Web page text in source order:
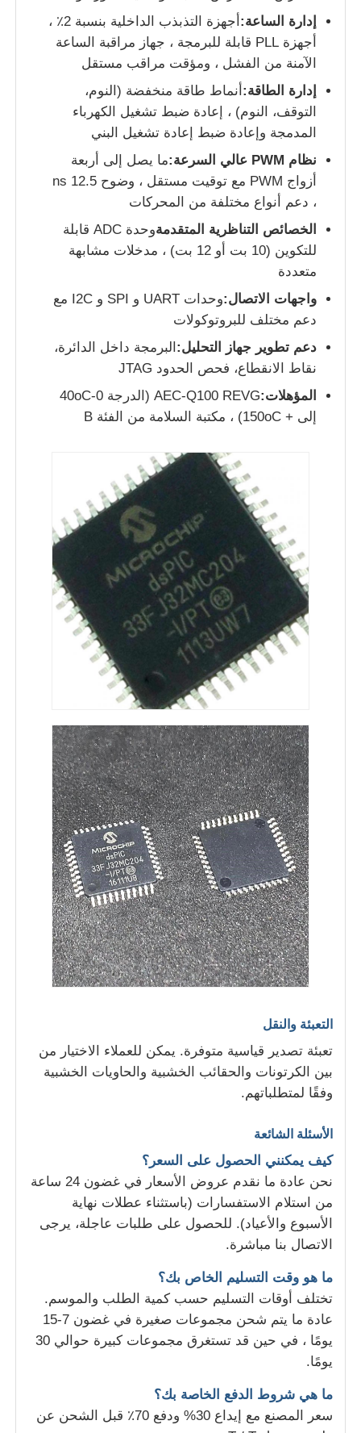
رقاقة eeprom
شريحة SRAM
ولا فلاش
ذاكرة القراءة فقط القابلة للمسح والبرمجة (EPROM) IC
IC UART
إدارة التحكم في الطاقة
وحدة ترددات الراديو
وحدة الطاقة
ترحيل الحالة الصلبة
هوائي اتصالات
موصل
شريحة إدارة الطاقة
إدارة الساعة:
أجهزة التذبذب الداخلية بنسبة 2٪ ،
أجهزة PLL قابلة للبرمجة ، جهاز مراقبة الساعة
الآمنة من الفشل ، ومؤقت مراقب مستقل
إدارة الطاقة: أنماط طاقة منخفضة (النوم،
التوقف، النوم) ، إعادة ضبط تشغيل الكهرباء
المدمجة وإعادة ضبط إعادة تشغيل البني
نظام PWM عالي السرعة:
ما يصل إلى أربعة
أزواج PWM مع توقيت مستقل ، وضوح 12.5 ns
، دعم أنواع مختلفة من المحركات
الخصائص التناظرية المتقدمة
وحدة ADC قابلة
للتكوين (10 بت أو 12 بت) ، مدخلات مشابهة
متعددة
واجهات الاتصال:
وحدات UART و SPI و I2C مع
دعم مختلف للبروتوكولات
دعم تطوير جهاز التحليل: البرمجة داخل الدائرة،
نقاط الانقطاع، فحص الحدود JTAG
المؤهلات:
AEC-Q100 REVG (الدرجة 0-40oC
إلى + 150oC) ، مكتبة السلامة من الفئة B
التعبئة والنقل
تعبئة تصدير قياسية متوفرة. يمكن للعملاء الاختيار من
بين الكرتونات والحقائب الخشبية والحاويات الخشبية
وفقًا لمتطلباتهم.
الأسئلة الشائعة
كيف يمكنني الحصول على السعر؟
نحن عادة ما نقدم عروض الأسعار في غضون 24 ساعة
من استلام الاستفسارات (باستثناء عطلات نهاية
الأسبوع والأعياد). للحصول على طلبات عاجلة، يرجى
الاتصال بنا مباشرة.
ما هو وقت التسليم الخاص بك؟
تختلف أوقات التسليم حسب كمية الطلب والموسم.
عادة ما يتم شحن مجموعات صغيرة في غضون 7-15
يومًا ، في حين قد تستغرق مجموعات كبيرة حوالي 30
يومًا.
ما هي شروط الدفع الخاصة بك؟
سعر المصنع مع إيداع 30% ودفع 70٪ قبل الشحن عن